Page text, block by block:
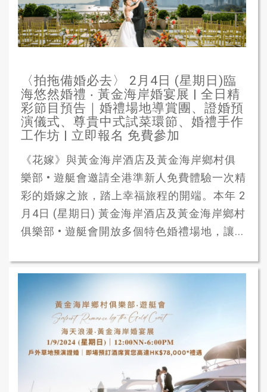
〈拍拖備婚必去〉 2月4日 (星期日)臨
海悠然婚禮 ‧ 黃金海岸婚宴展 | 全日精
彩節目預告｜婚禮場地導賞團、證婚預
演儀式、尊貴中式試菜環節、婚禮手作
工作坊 | 立即報名 免費參加
《花嫁》與黃金海岸酒店及黃金海岸鄉村俱
樂部 • 遊艇會邀請全港準新人免費體驗一次精
彩的婚嫁之旅，踏上幸福旅程的開端。本年 2
月4日 (星期日) 黃金海岸酒店及黃金海岸鄉村
俱樂部 • 遊艇會開放多個特色婚禮場地，讓...